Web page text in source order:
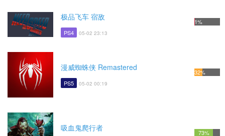
极品飞车 宿敌
PS4 05-02 23:13
1%
漫威蜘蛛侠 Remastered
PS5 05-02 00:19
32%
吸血鬼爬行者 73%